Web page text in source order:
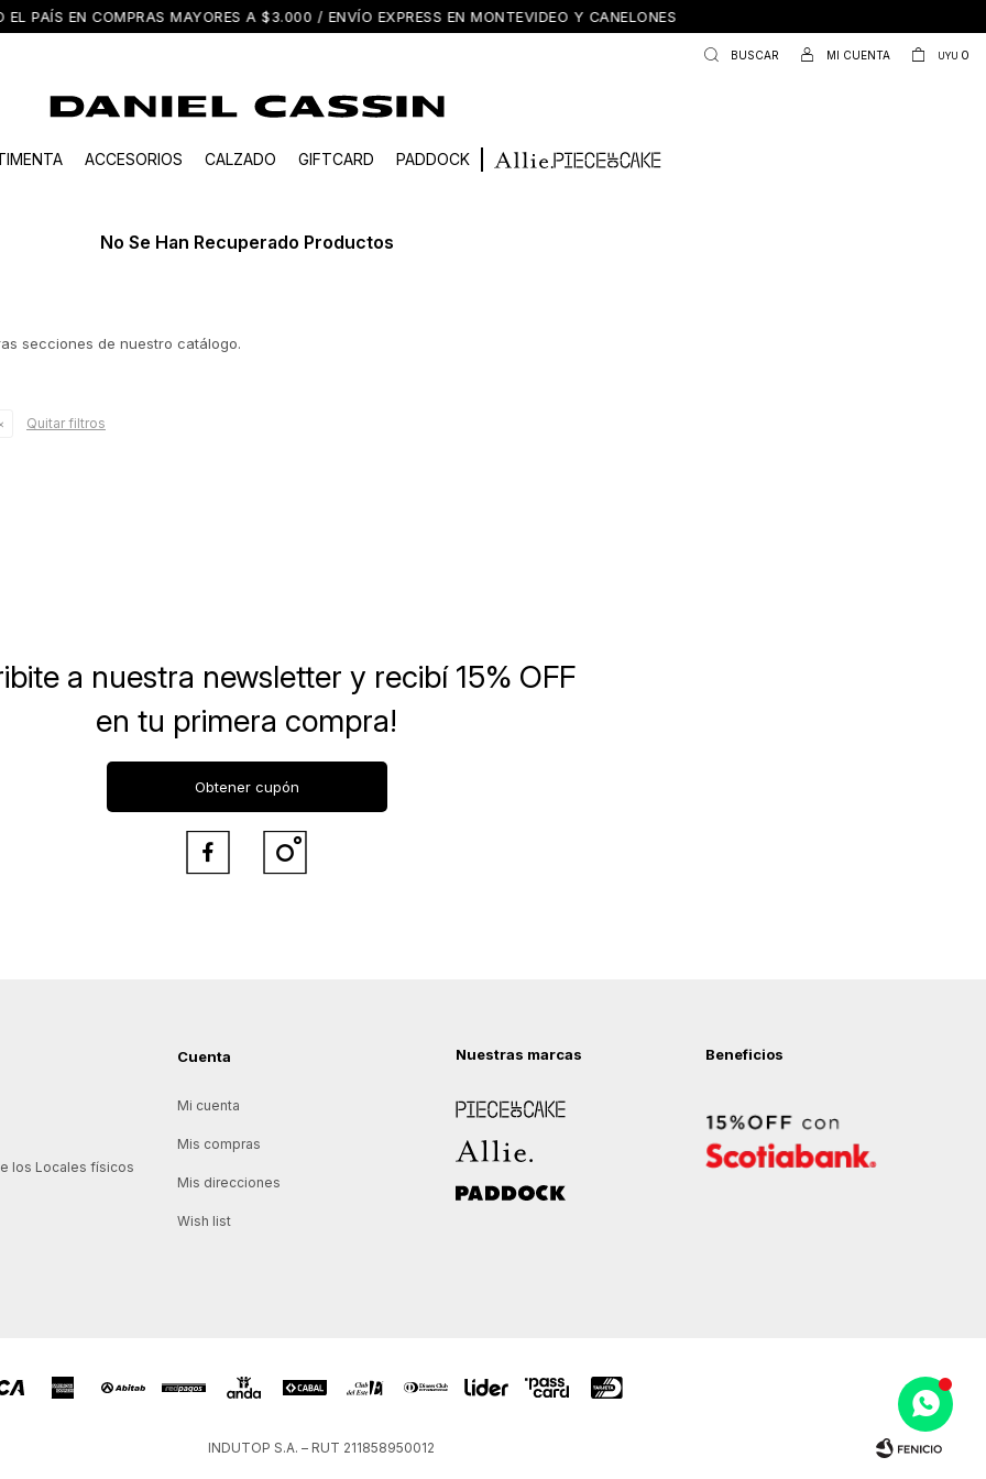
PAÍS EN COMPRAS MAYORES A $3.000 / ENVÍO EXPRESS EN MONTEVIDEO Y CANELONES
ACCESORIOS CALZADO GIFTCARD PADDOCK
UYU 0
No Se Han Recuperado Productos
secciones de nuestro catálogo.
Quitar filtros
los Locales físicos
Cuenta
Mi cuenta
Mis compras
Mis direcciones
Wish list
Nuestras marcas
Piece of Cake
Allie
Paddock
Beneficios
a nuestra newsletter y recibí 15% OFF
en tu primera compra!
Obtener cupón
 
INDUTOP S.A. – RUT 211858950012